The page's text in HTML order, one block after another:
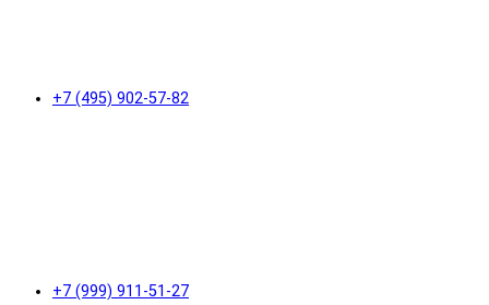
+7 (495) 902-57-82
+7 (999) 911-51-27